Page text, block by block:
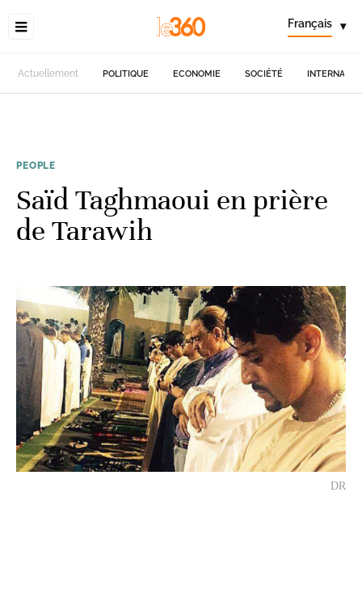
Français ▾
Actuellement POLITIQUE ECONOMIE SOCIÉTÉ
PEOPLE
Saïd Taghmaoui en prière
de Tarawih
DR